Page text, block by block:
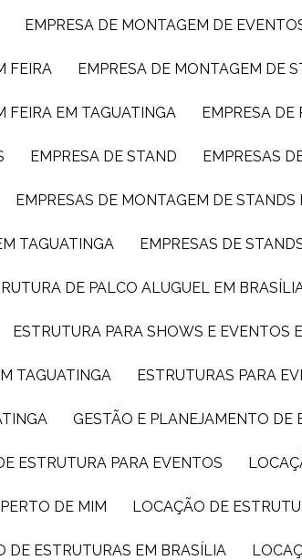
EMPRESA DE MONTAGEM DE
FEIRA EMPRESA DE MONTAGEM DE
FEIRA EM TAGUATINGA EMPRESA
EMPRESA DE STAND EMPRESAS
EMPRESAS DE MONTAGEM DE
TAGUATINGA EMPRESAS DE
DE PALCO ALUGUEL EM
ESTRUTURA PARA SHOWS E EVENTOS
TAGUATINGA ESTRUTURAS PARA
GESTÃO E PLANEJAMENTO DE
ESTRUTURA PARA EVENTOS
DE MIM LOCAÇÃO DE
DE ESTRUTURAS EM BRASÍLIA